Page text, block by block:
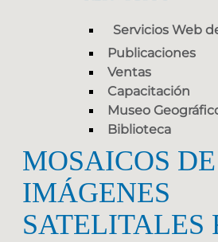
Servicios Web
Publicaciones
Ventas
Capacitación
Museo
Biblioteca
MOSAICOS DE
IMÁGENES
SATELITALES